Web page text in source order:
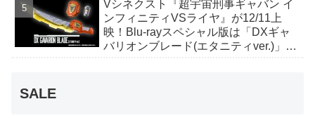
Vシネクスト『超宇宙刑事ギャバン イ
ンフィニティVSライヤ』が12/11上
映！Blu-rayスペシャル版は「DXギャ
バリオンブレード(エタニティver.)」
SALE